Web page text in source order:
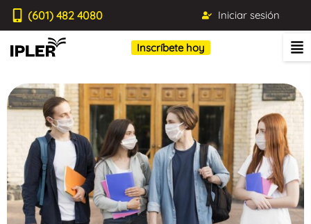
(601) 482 4080 Iniciar sesión
Inscríbete hoy